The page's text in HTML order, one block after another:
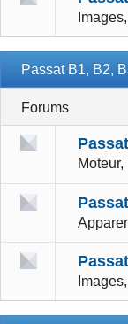
Passat B1, B2,
Forums